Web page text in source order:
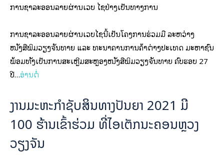
ການຊໍາລະອອນລາຍຜ່ານເວບ ໄຊຢ່າງເປັນທາງການ
ການຊໍາລະອອນລາຍຜ່ານເວບໄຊນີ້ເປັນໂຄງການຮ່ວມມື ລະຫວ່າງ
ໜັງສືພິມວຽງຈັນທາຍ ແລະ ທະນາຄານການຄ້າຕ່າງປະເທດ ມະຫາຊົນ
ພ້ອມທັງເປັນການສະເຫຼີມສະຫຼອງໜັງສືພິມວຽງຈັນທາຍ ຄົບຮອບ 27
ປີ…ອ່ານຕໍ່
ງານ​ມະຫະ​ກຳ​ຊັບ​ສິນ​ທາງ​ປັນຍາ 2021 ມີ
100 ຮ້ານເຂົ້າຮ່ວມ ທີ່ໄອເຕັກນະຄອນຫຼວງ
ວຽງຈັນ